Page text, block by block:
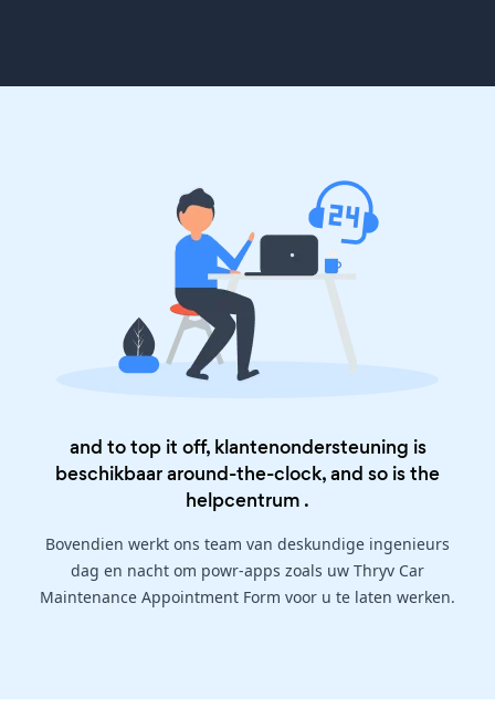
and to top it off, klantenondersteuning is
beschikbaar around-the-clock, and so is the
helpcentrum .
Bovendien werkt ons team van deskundige ingenieurs
dag en nacht om powr-apps zoals uw Thryv Car
Maintenance Appointment Form voor u te laten werken.